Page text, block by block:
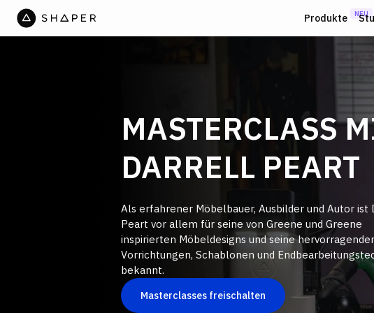
Produkte NEU
MASTERCLASS
DARRELL PEART
Als erfahrener Möbelbauer, Ausbilder und Autor ist
Peart vor allem für seine von Greene und Greene
inspirierten Möbeldesigns und seine
Vorrichtungen, Schablonen und
bekannt.
Masterclasses freischalten